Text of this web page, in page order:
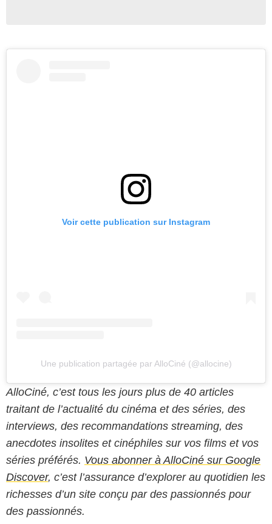
Voir cette publication sur Instagram
Une publication partagée par AlloCiné (@allocine)
AlloCiné, c’est tous les jours plus de 40 articles
traitant de l’actualité du cinéma et des séries, des
interviews, des recommandations streaming, des
anecdotes insolites et cinéphiles sur vos films et vos
séries préférés. Vous abonner à AlloCiné sur Google
Discover, c’est l’assurance d’explorer au quotidien les
richesses d’un site conçu par des passionnés pour
des passionnés.